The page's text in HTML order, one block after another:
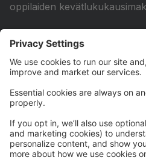
oppilaiden
erääntyviä maksujaan, jotka
kirjautumisen jälkeen
myöhässä, lisää Intra
viivästysmaksun avoimeen
vuorokauden kuluttua
toistuu 14 vuorokauden
maksut on maksettu, ellei
sovittu oppilassihteerin